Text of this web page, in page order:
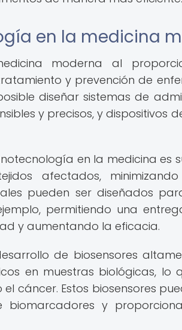
en la medicina
moderna al
y prevención de
diseñar sistemas de
y precisos, y dispositivos
en la medicina es
afectados,
pueden ser diseñados
permitiendo una
y aumentando la eficacia.
de biosensores
en muestras biológicas, lo
cáncer. Estos biosensores
y